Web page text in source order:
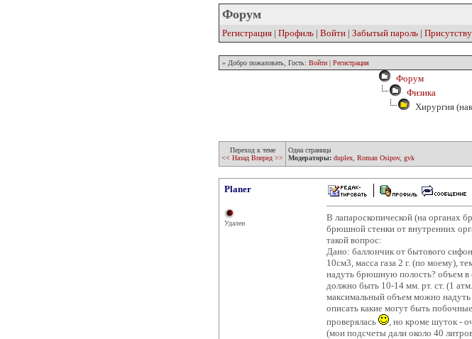
Форум
Регистрация | Профиль | Войти | Забытый пароль |
» Добро пожаловать, Гость: Войти | Регистрация
Форум
Физика
Хирургия
Переход к теме
<< Назад Вперед >>
Одна страница
Модераторы: duplex Roman Osipov, gvk
Planer
Удален
В лапароскопической (на органах
брюшной стенки от внутренних
такой вопрос:
Дано: баллончик от бытового
10см3, масса газа 2 г. (по моему),
надуть брюшную полость? объем в
должно быть 10-14 мм. рт. ст. (1
максимальный объем можно
описать какие могут быть
проверялась
, но кроме шуток -
(мои подсчеты дали около 40